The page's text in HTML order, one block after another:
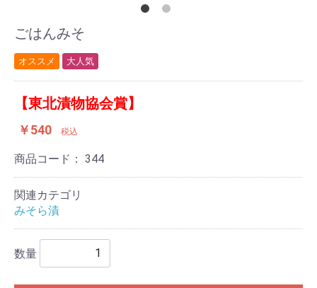
ごはんみそ
オススメ 大人気
【東北漬物協会賞】
￥540 税込
商品コード： 344
関連カテゴリ
みそら漬
数量